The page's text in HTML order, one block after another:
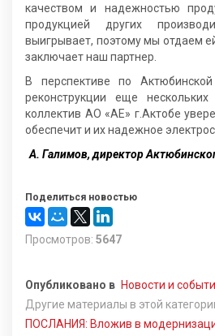
качеством и надежностью
продукцией других
выигрывает, поэтому мы отдаем
заключает наш партнер.
В перспективе по Актюбинской
реконструкции еще
коллектив АО «АЕ» г.Актобе
обеспечит и их надежное
А. Галимов, директор
Поделиться новостью
Просмотров: 5647
Опубликовано в Новости и
Другие материалы в этой
ПОСЛАНИЯ: Вложив в